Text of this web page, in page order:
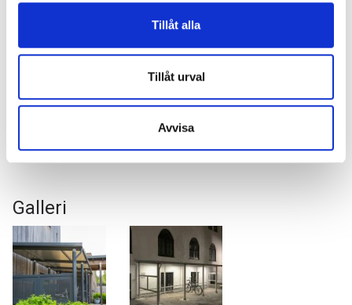
Tillåt alla
Tillåt urval
Avvisa
Rambo
Galleri